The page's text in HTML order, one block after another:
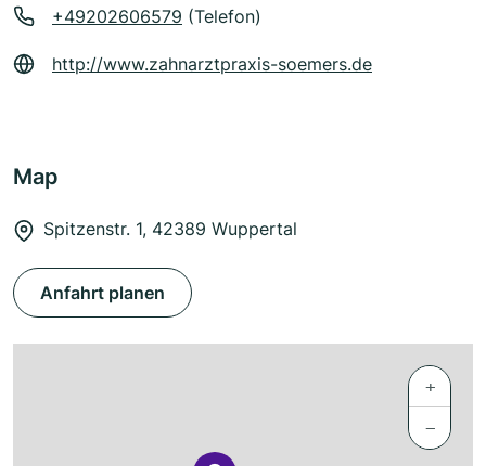
+49202606579 (Telefon)
http://www.zahnarztpraxis-soemers.de
Map
Spitzenstr. 1, 42389 Wuppertal
Anfahrt planen
+
−